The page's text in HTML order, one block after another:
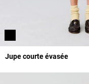
Jupe courte évasée